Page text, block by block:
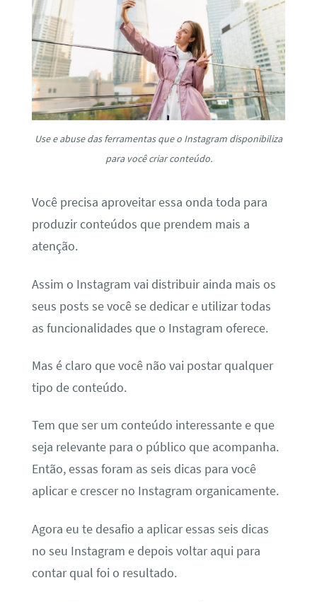
Use e abuse das ferramentas que o Instagram disponibiliza
para você criar conteúdo.
Você precisa aproveitar essa onda toda para
produzir conteúdos que prendem mais a
atenção.
Assim o Instagram vai distribuir ainda mais os
seus posts se você se dedicar e utilizar todas
as funcionalidades que o Instagram oferece.
Mas é claro que você não vai postar qualquer
tipo de conteúdo.
Tem que ser um conteúdo interessante e que
seja relevante para o público que acompanha.
Então, essas foram as seis dicas para você
aplicar e crescer no Instagram organicamente.
Agora eu te desafio a aplicar essas seis dicas
no seu Instagram e depois voltar aqui para
contar qual foi o resultado.